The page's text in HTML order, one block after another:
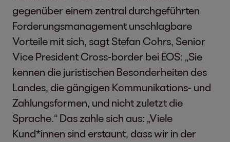
gegenüber einem zentral durchgeführten
Forderungsmanagement unschlagbare
Vorteile mit sich, sagt Stefan Cohrs, Senior
Vice President Cross-border bei EOS: „Sie
kennen die juristischen Besonderheiten des
Landes, die gängigen Kommunikations- und
Zahlungsformen, und nicht zuletzt die
Sprache.“ Das zahle sich aus: „Viele
Kund*innen sind erstaunt, dass wir in der